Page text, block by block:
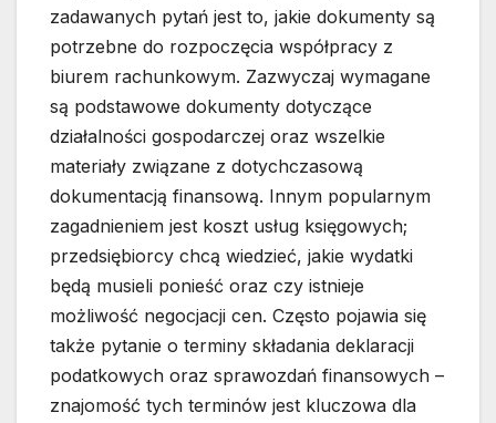
zadawanych pytań jest to, jakie dokumenty są
potrzebne do rozpoczęcia współpracy z
biurem rachunkowym. Zazwyczaj wymagane
są podstawowe dokumenty dotyczące
działalności gospodarczej oraz wszelkie
materiały związane z dotychczasową
dokumentacją finansową. Innym popularnym
zagadnieniem jest koszt usług księgowych;
przedsiębiorcy chcą wiedzieć, jakie wydatki
będą musieli ponieść oraz czy istnieje
możliwość negocjacji cen. Często pojawia się
także pytanie o terminy składania deklaracji
podatkowych oraz sprawozdań finansowych –
znajomość tych terminów jest kluczowa dla